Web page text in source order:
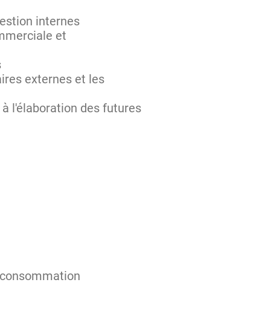
internes
et
externes et les
l'élaboration des futures